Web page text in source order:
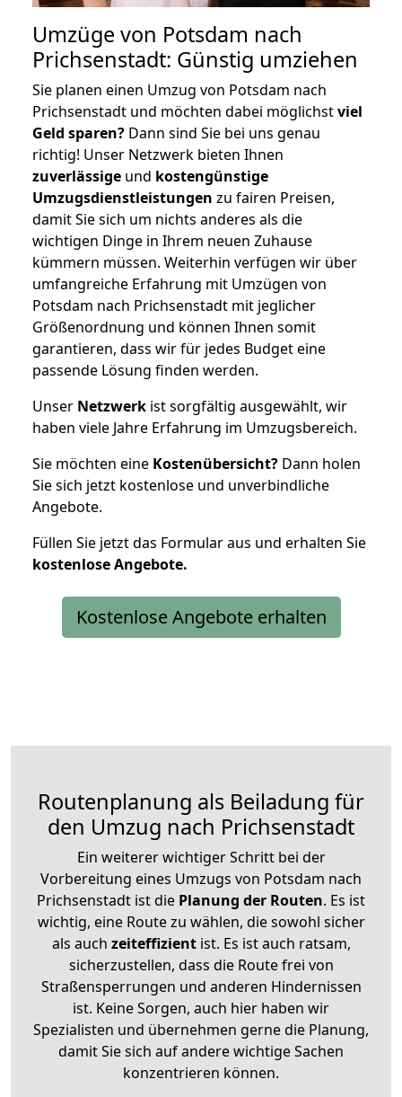
Umzüge von Potsdam nach
Prichsenstadt: Günstig umziehen
Sie planen einen Umzug von Potsdam nach
Prichsenstadt und möchten dabei möglichstviel
Geld sparen? Dann sind Sie bei uns genau
richtig! Unser Netzwerk bieten Ihnen
zuverlässige und kostengünstige
Umzugsdienstleistungen zu fairen Preisen,
damit Sie sich um nichts anderes als die
wichtigen Dinge in Ihrem neuen Zuhause
kümmern müssen. Weiterhin verfügen wir über
umfangreiche Erfahrung mit Umzügen von
Potsdam nach Prichsenstadt mit jeglicher
Größenordnung und können Ihnen somit
garantieren, dass wir für jedes Budget eine
passende Lösung finden werden.
Unser Netzwerk ist sorgfältig ausgewählt, wir
haben viele Jahre Erfahrung im Umzugsbereich.
Sie möchten eine Kostenübersicht? Dann holen
Sie sich jetzt kostenlose und unverbindliche
Angebote.
Füllen Sie jetzt das Formular aus und erhalten Sie
kostenloseAngebote.
Kostenlose Angebote erhalten
Routenplanung als Beiladung für
den Umzug nach Prichsenstadt
Ein weiterer wichtiger Schritt bei der
Vorbereitung eines Umzugs von Potsdam nach
Prichsenstadt ist die Planung der Routen. Es ist
wichtig, eine Route zu wählen, die sowohl sicher
als auch zeiteffizientist. Es ist auch ratsam,
sicherzustellen, dass die Route frei von
Straßensperrungen und anderen Hindernissen
ist. Keine Sorgen, auch hier haben wir
Spezialisten und übernehmen gerne die Planung,
damit Sie sich auf andere wichtige Sachen
konzentrieren können.